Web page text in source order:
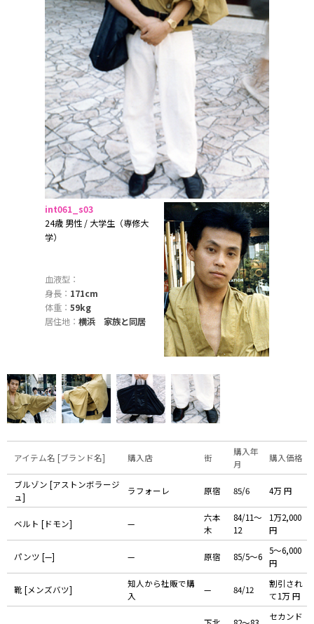
int061_s03
24歳 男性 / 大学生（専修大
学）
血液型：
身長： 171cm
体重： 59kg
居住地： 横浜 家族と同居
アイテム名 [ブランド名] 購入店 街
購入年
月
購入価格
ブルゾン [アストンボラージ
ュ]
ラフォーレ 原宿 85/6 4万 円
ベルト [ドモン] —
六本
木
84/11〜
12
1万2,000
円
パンツ [—] — 原宿 85/5〜6
5〜6,000
円
靴 [メンズバツ]
知人から社販で購
入
— 84/12
割引され
て1万 円
セカンド